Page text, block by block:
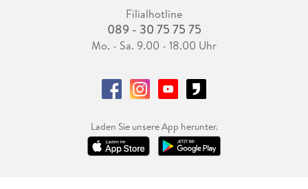
Filialhotline
089 - 30 75 75 75
Mo. - Sa. 9.00 - 18.00 Uhr
Laden Sie unsere App herunter.